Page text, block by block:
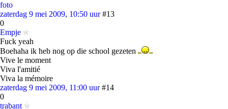
foto
zaterdag 9 mei 2009, 10:50 uur #13
0
Empje
Fuck yeah
Boehaha ik heb nog op die school gezeten
Vive le moment
Viva l'amitié
Viva la mémoire
zaterdag 9 mei 2009, 11:00 uur #14
0
trabant